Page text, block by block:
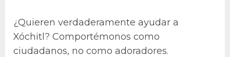
¿Quieren verdaderamente ayudar a
Xóchitl? Comportémonos como
ciudadanos, no como adoradores.